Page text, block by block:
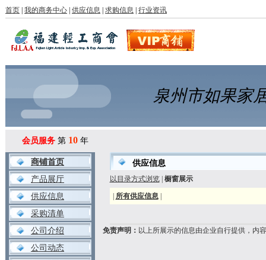
首页 我的商务中心 供应信息 求购信息 行业资讯
泉州市如果家
会员服务 第 10 年
商铺首页
产品展厅
供应信息
采购清单
公司介绍
公司动态
供应信息
以目录方式浏览| 橱窗展示
所有供应信息|
免责声明： 以上所展示的信息由企业自行提供，内